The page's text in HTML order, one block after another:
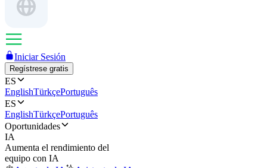
Iniciar Sesión
Regístrese gratis
ES
EnglishTürkçePortuguês
ES
EnglishTürkçePortuguês
Oportunidades
IA
Aumenta el rendimiento del
equipo con IA